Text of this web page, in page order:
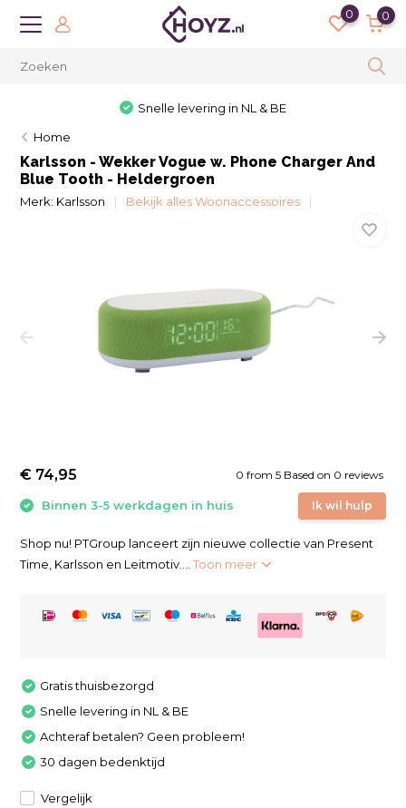
0 0
Snelle levering in NL & BE
Home
Karlsson - Wekker Vogue w. Phone Charger And
Blue Tooth - Heldergroen
Merk: Karlsson Bekijk alles Woonaccessoires
0 from 5 Based on 0 reviews
Ik wil hulp
€ 74,95
Binnen 3-5 werkdagen in huis
Shop nu! PTGroup lanceert zijn nieuwe collectie van Present
Time, Karlsson en Leitmotiv....Toon meer
Gratis thuisbezorgd
Snelle levering in NL & BE
Achteraf betalen? Geen probleem!
30 dagen bedenktijd
Vergelijk